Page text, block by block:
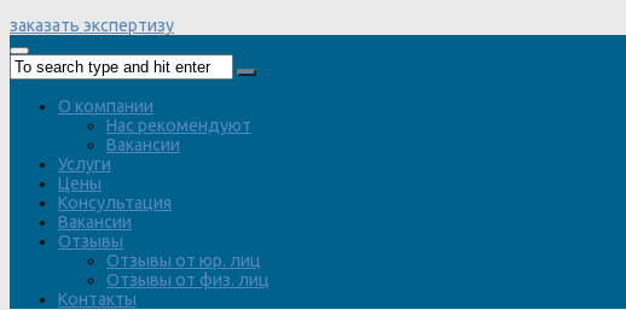
заказать экспертизу
О компании
Нас рекомендуют
Вакансии
Услуги
Цены
Консультация
Вакансии
Отзывы
Отзывы от юр. лиц
Отзывы от физ. лиц
Контакты